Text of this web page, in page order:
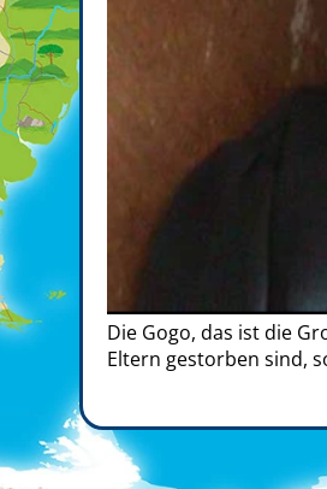
Die Gogo, das ist die
Eltern gestorben sind,